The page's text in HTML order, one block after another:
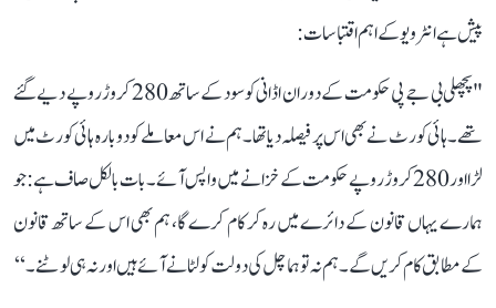
پیش ہے انٹرویو کے اہم اقتباسات:
"پچھلی بی جے پی حکومت کے دوران اڈانی کو سود کے ساتھ 280 کروڑ روپے دیے گئے
تھے۔ ہائی کورٹ نے بھی اس پر فیصلہ دیا تھا۔ ہم نے اس معاملے کو دوبارہ ہائی کورٹ میں
لڑا اور 280 کروڑ روپے حکومت کے خزانے میں واپس آئے۔ بات بالکل صاف ہے: جو
ہمارے یہاں قانون کے دائرے میں رہ کر کام کرے گا، ہم بھی اس کے ساتھ قانون
کے مطابق کام کریں گے۔ ہم نہ تو ہماچل کی دولت کو لٹانے آئے ہیں اور نہ ہی لوٹنے۔‘‘